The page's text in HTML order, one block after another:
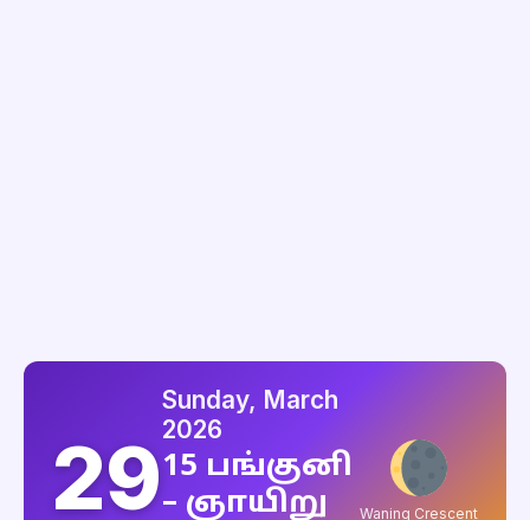
29
Sunday, March
2026
15 பங்குனி
– ஞாயிறு
Waning Crescent